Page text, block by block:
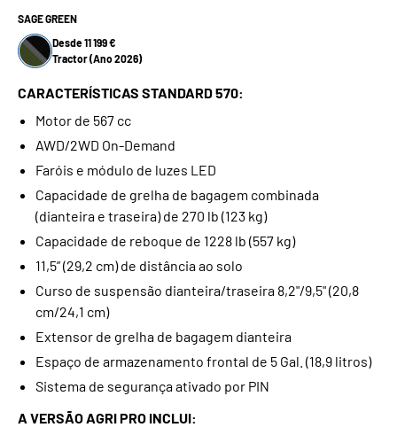
SAGE GREEN
Desde 11 199 €
Tractor (Ano 2026)
CARACTERÍSTICAS STANDARD 570:
Motor de 567 cc
AWD/2WD On-Demand
Faróis e módulo de luzes LED
Capacidade de grelha de bagagem combinada
(dianteira e traseira) de 270 lb (123 kg)
Capacidade de reboque de 1228 lb (557 kg)
11,5” (29,2 cm) de distância ao solo
Curso de suspensão dianteira/traseira 8,2"/9,5" (20,8
cm/24,1 cm)
Extensor de grelha de bagagem dianteira
Espaço de armazenamento frontal de 5 Gal. (18,9 litros)
Sistema de segurança ativado por PIN
A VERSÃO AGRI PRO INCLUI: